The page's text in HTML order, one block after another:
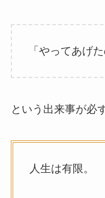
「やってあげ
という出来事が必
人生は有限。